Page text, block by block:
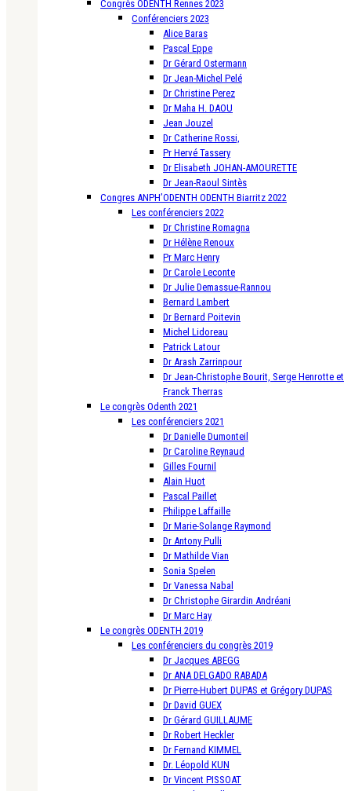
Congrès ODENTH Rennes 2023
Conférenciers 2023
Alice Baras
Pascal Eppe
Dr Gérard Ostermann
Dr Jean-Michel Pelé
Dr Christine Perez
Dr Maha H. DAOU
Jean Jouzel
Dr Catherine Rossi,
Pr Hervé Tassery
Dr Elisabeth JOHAN-AMOURETTE
Dr Jean-Raoul Sintès
Congres ANPH’ODENTH ODENTH Biarritz 2022
Les conférenciers 2022
Dr Christine Romagna
Dr Hélène Renoux
Pr Marc Henry
Dr Carole Leconte
Dr Julie Demassue-Rannou
Bernard Lambert
Dr Bernard Poitevin
Michel Lidoreau
Patrick Latour
Dr Arash Zarrinpour
Dr Jean-Christophe Bourit, Serge Henrotte et
Franck Therras
Le congrès Odenth 2021
Les conférenciers 2021
Dr Danielle Dumonteil
Dr Caroline Reynaud
Gilles Fournil
Alain Huot
Pascal Paillet
Philippe Laffaille
Dr Marie-Solange Raymond
Dr Antony Pulli
Dr Mathilde Vian
Sonia Spelen
Dr Vanessa Nabal
Dr Christophe Girardin Andréani
Dr Marc Hay
Le congrès ODENTH 2019
Les conférenciers du congrès 2019
Dr Jacques ABEGG
Dr ANA DELGADO RABADA
Dr Pierre-Hubert DUPAS et Grégory DUPAS
Dr David GUEX
Dr Gérard GUILLAUME
Dr Robert Heckler
Dr Fernand KIMMEL
Dr. Léopold KUN
Dr Vincent PISSOAT